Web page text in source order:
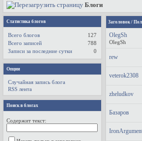
Блоги
Заголовок /
OlegSh
OlegSh
rew
veterok2308
zheludkov
Базаров
Статистика блогов
Всего блогов
127
Всего записей
788
Записи за последние сутки
0
Опции
Случайная запись блога
RSS лента
Поиск в блогах
Содержит текст: